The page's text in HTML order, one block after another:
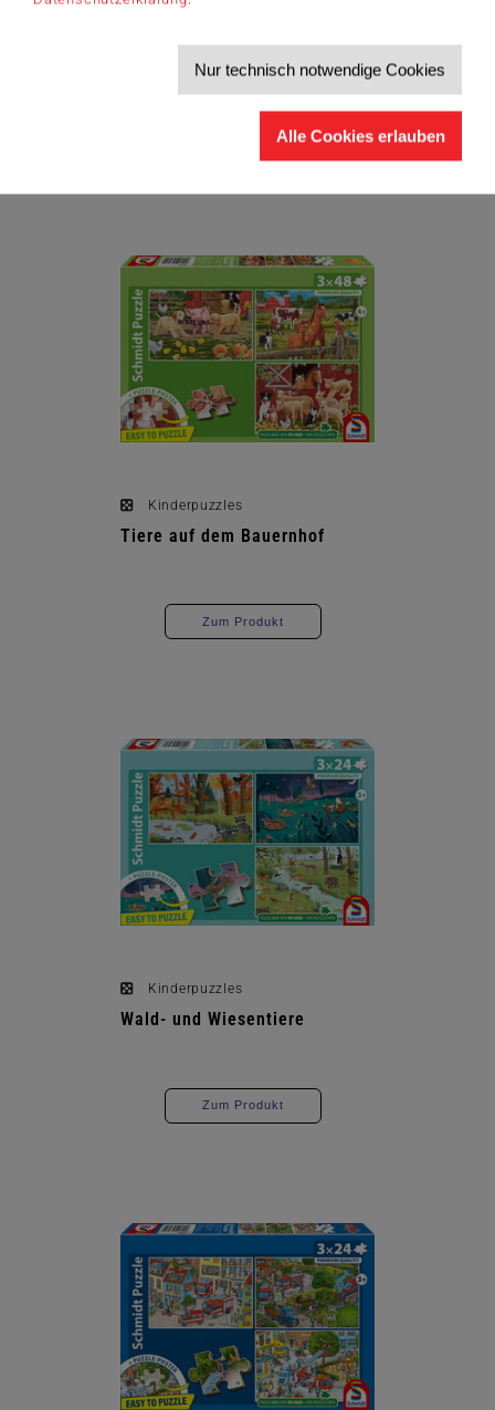
Nur technisch notwendige Cookies
Alle Cookies erlauben
Zum Produkt
Kinderpuzzles
Tiere auf dem Bauernhof
Zum Produkt
Kinderpuzzles
Wald- und Wiesentiere
Zum Produkt